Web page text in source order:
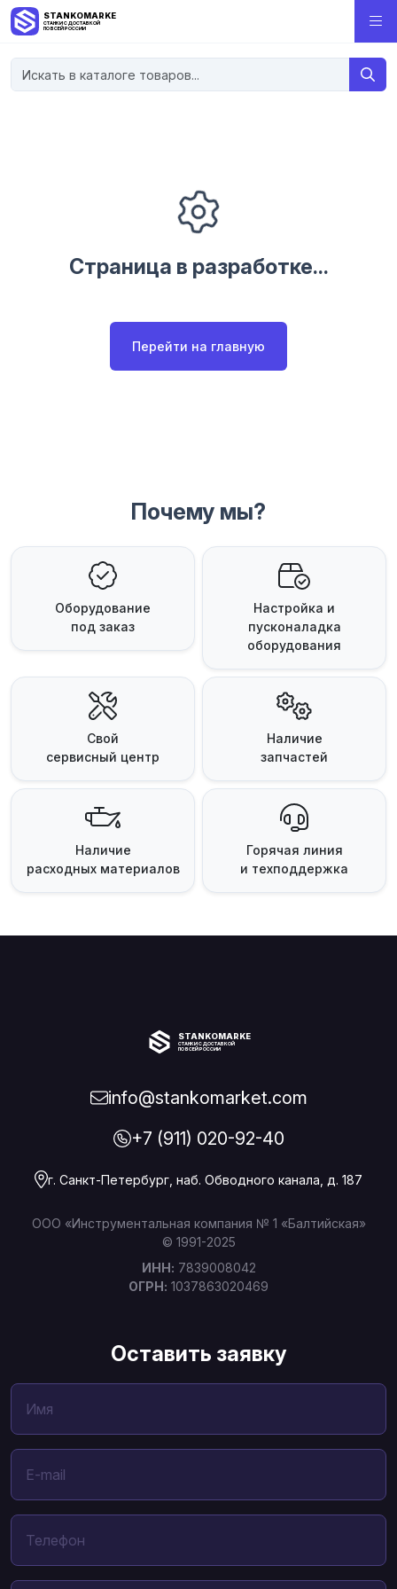
STANKOMARKET
СТАНКИ С ДОСТАВКОЙ
ПО ВСЕЙ РОССИИ
Страница в разработке...
Перейти на главную
Почему мы?
Оборудование
под заказ
Настройка и
пусконаладка
оборудования
Свой
сервисный центр
Наличие
запчастей
Наличие
расходных материалов
Горячая линия
и техподдержка
STANKOMARKET
СТАНКИ С ДОСТАВКОЙ
ПО ВСЕЙ РОССИИ
info@stankomarket.com
+7 (911) 020-92-40
г. Санкт-Петербург, наб. Обводного канала, д. 187
ООО «Инструментальная компания № 1 «Балтийская»
© 1991-2025
ИНН: 7839008042
ОГРН: 1037863020469
Оставить заявку